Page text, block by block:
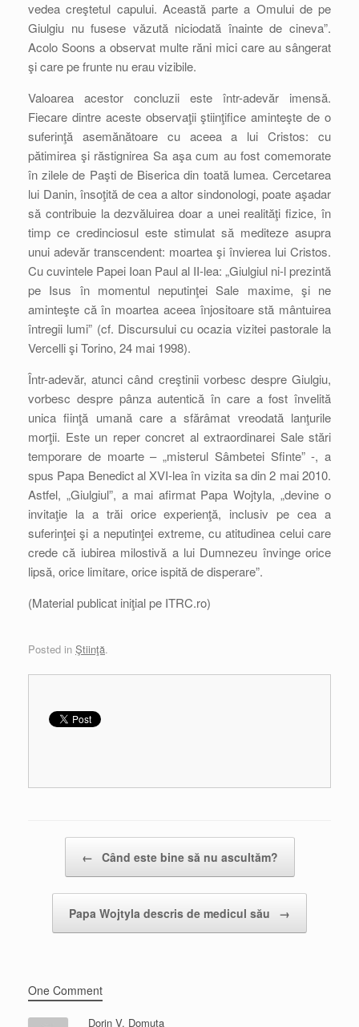
vedea creştetul capului. Această parte a Omului de pe
Giulgiu nu fusese văzută niciodată înainte de cineva”.
Acolo Soons a observat multe răni mici care au sângerat
şi care pe frunte nu erau vizibile.
Valoarea acestor concluzii este într-adevăr imensă.
Fiecare dintre aceste observaţii ştiinţifice aminteşte de o
suferinţă asemănătoare cu aceea a lui Cristos: cu
pătimirea şi răstignirea Sa aşa cum au fost comemorate
în zilele de Paşti de Biserica din toată lumea. Cercetarea
lui Danin, însoţită de cea a altor sindonologi, poate aşadar
să contribuie la dezvăluirea doar a unei realităţi fizice, în
timp ce credinciosul este stimulat să mediteze asupra
unui adevăr transcendent: moartea şi învierea lui Cristos.
Cu cuvintele Papei Ioan Paul al II-lea: „Giulgiul ni-l prezintă
pe Isus în momentul neputinţei Sale maxime, şi ne
aminteşte că în moartea aceea înjositoare stă mântuirea
întregii lumi” (cf. Discursului cu ocazia vizitei pastorale la
Vercelli şi Torino, 24 mai 1998).
Într-adevăr, atunci când creştinii vorbesc despre Giulgiu,
vorbesc despre pânza autentică în care a fost învelită
unica fiinţă umană care a sfărâmat vreodată lanţurile
morţii. Este un reper concret al extraordinarei Sale stări
temporare de moarte – „misterul Sâmbetei Sfinte” -, a
spus Papa Benedict al XVI-lea în vizita sa din 2 mai 2010.
Astfel, „Giulgiul”, a mai afirmat Papa Wojtyla, „devine o
invitaţie la a trăi orice experienţă, inclusiv pe cea a
suferinţei şi a neputinţei extreme, cu atitudinea celui care
crede că iubirea milostivă a lui Dumnezeu învinge orice
lipsă, orice limitare, orice ispită de disperare”.
(Material publicat iniţial pe ITRC.ro)
Posted in Ştiinţă.
← Când este bine să nu ascultăm?
Papa Wojtyla descris de medicul său →
One Comment
Dorin V. Domuta